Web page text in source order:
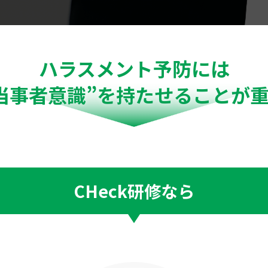
ハラスメント予防には
事者意識”を持たせることが
CHeck研修なら